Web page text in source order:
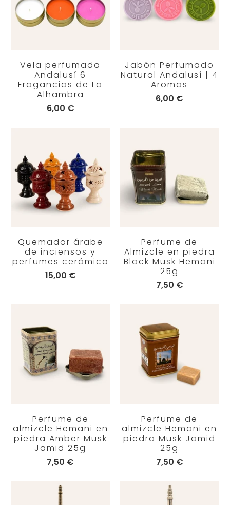
Vela perfumada
Andalusí 6
Fragancias de La
Alhambra
6,00 €
Jabón Perfumado
Natural Andalusí | 4
Aromas
6,00 €
Quemador árabe
de inciensos y
perfumes cerámico
15,00 €
Perfume de
Almizcle en piedra
Black Musk Hemani
25g
7,50 €
Perfume de
almizcle Hemani en
piedra Amber Musk
Jamid 25g
7,50 €
Perfume de
almizcle Hemani en
piedra Musk Jamid
25g
7,50 €